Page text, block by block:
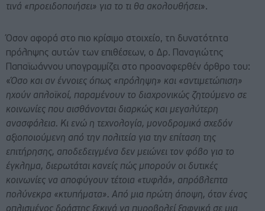
τινά «προειδοποιήσει» για το τι θα ακολουθήσει».
Όσον αφορά στο πιο κρίσιμο στοιχείο, τη δυνατότητα
πρόληψης αυτών των επιθέσεων, ο Δρ. Παναγιώτης
Παπαϊωάννου υπογραμμίζει στο προαναφερθέν άρθρο του:
«Όσο και αν έννοιες όπως «πρόληψη» και «αντιμετώπιση»
ηχούν απλοϊκοί, παραμένουν το διαχρονικώς ζητούμενο σε
κοινωνίες που αισθάνονται διαρκώς και μεγαλύτερη
ανασφάλεια. Κι ενώ η τεχνολογία, μονοδρομικά σχεδόν
αξιοποιούμενη από την πολιτεία για την επίταση της
επιτήρησης, αποδεδειγμένα δεν μειώνει τον φόβο για το
έγκλημα, διερωτάται κανείς πώς μπορούν οι δυτικές
κοινωνίες να αποφύγουν τέτοια «τυφλά», απρόβλεπτα
πολύνεκρα «κτυπήματα». Από μια πρώτη άποψη, όταν ένας